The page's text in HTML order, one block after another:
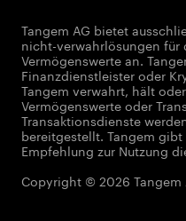
Tangem AG bietet
nicht-verwahrlösungen für
Vermögenswerte an.
Finanzdienstleister oder
Tangem verwahrt, hält
Vermögenswerte oder
Transaktionsdienste
bereitgestellt. Tangem
Empfehlung zur Nutzung